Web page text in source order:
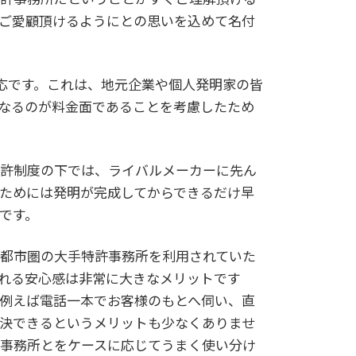
愛顧頂けるようにとの思いを込めて名付
す。これは、地元企業や個人発明家の皆
るのが料金面であることを考慮したため
制度の下では、ライバルメーカーに先ん
めには発明が完成してからできるだけ早
す。
市圏の大手特許事務所を利用されていた
る安心感は非常に大きなメリットです
えば電話一本でお客様のもとへ伺い、直
できるというメリットも少なくありませ
務所とをケースに応じてうまく使い分け